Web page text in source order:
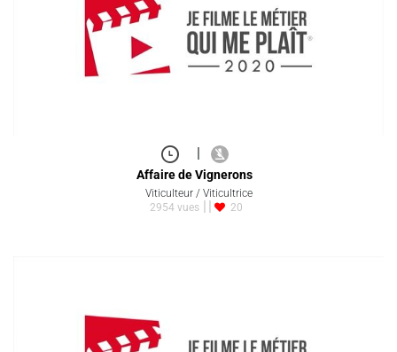
|
Affaire de Vignerons
Viticulteur / Viticultrice
2954 vues
20